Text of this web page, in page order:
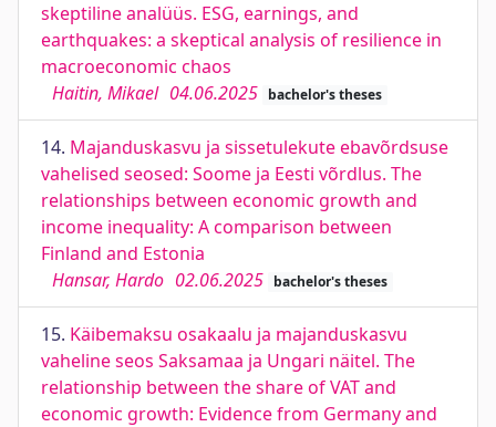
skeptiline analüüs. ESG, earnings, and
earthquakes: a skeptical analysis of resilience in
macroeconomic chaos
Haitin, Mikael 04.06.2025 bachelor's theses
14. Majanduskasvu ja sissetulekute ebavõrdsuse
vahelised seosed: Soome ja Eesti võrdlus. The
relationships between economic growth and
income inequality: A comparison between
Finland and Estonia
Hansar, Hardo 02.06.2025 bachelor's theses
15. Käibemaksu osakaalu ja majanduskasvu
vaheline seos Saksamaa ja Ungari näitel. The
relationship between the share of VAT and
economic growth: Evidence from Germany and